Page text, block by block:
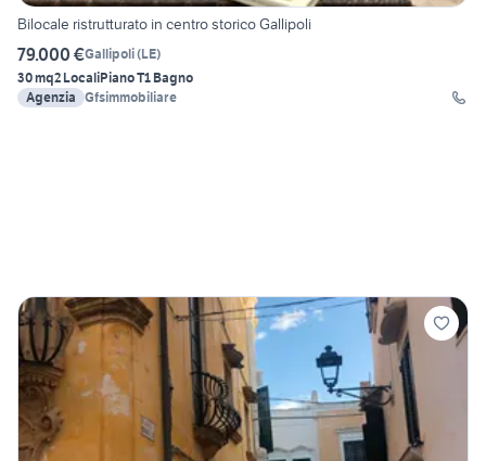
Bilocale ristrutturato in centro storico Gallipoli
79.000 €Gallipoli(LE)
30 mq2 LocaliPiano T1 Bagno
Agenzia Gfsimmobiliare